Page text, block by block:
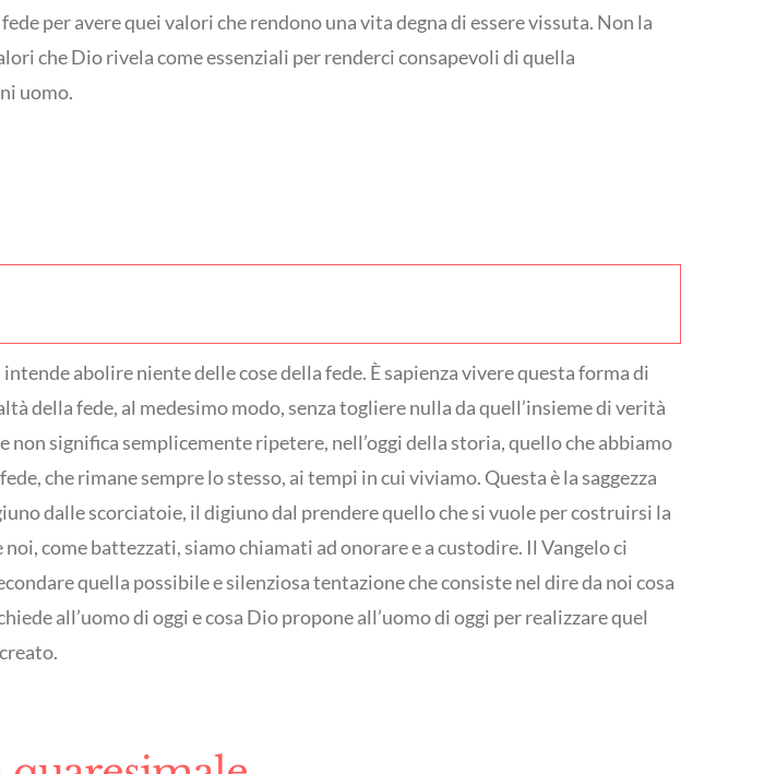
per avere quei valori che rendono una vita degna di essere vissuta. Non la
che Dio rivela come essenziali per renderci consapevoli di quella
uomo.
abolire niente delle cose della fede. È sapienza vivere questa forma di
della fede, al medesimo modo, senza togliere nulla da quell’insieme di verità
non significa semplicemente ripetere, nell’oggi della storia, quello che abbiamo
che rimane sempre lo stesso, ai tempi in cui viviamo. Questa è la saggezza
dalle scorciatoie, il digiuno dal prendere quello che si vuole per costruirsi la
come battezzati, siamo chiamati ad onorare e a custodire. Il Vangelo ci
quella possibile e silenziosa tentazione che consiste nel dire da noi cosa
all’uomo di oggi e cosa Dio propone all’uomo di oggi per realizzare quel